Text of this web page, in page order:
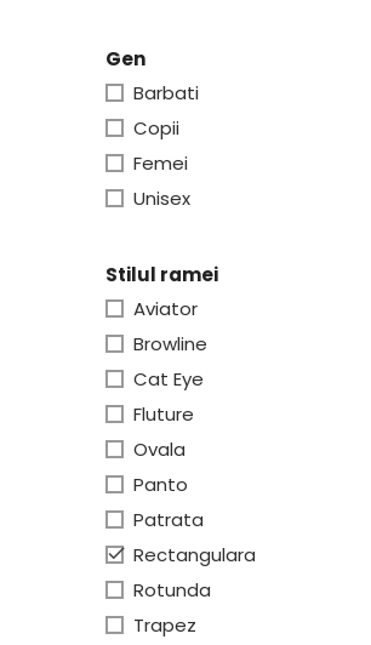
Gen
Barbati
Copii
Femei
Unisex
Stilul ramei
Aviator
Browline
Cat Eye
Fluture
Ovala
Panto
Patrata
 Rectangulara
Rotunda
Trapez